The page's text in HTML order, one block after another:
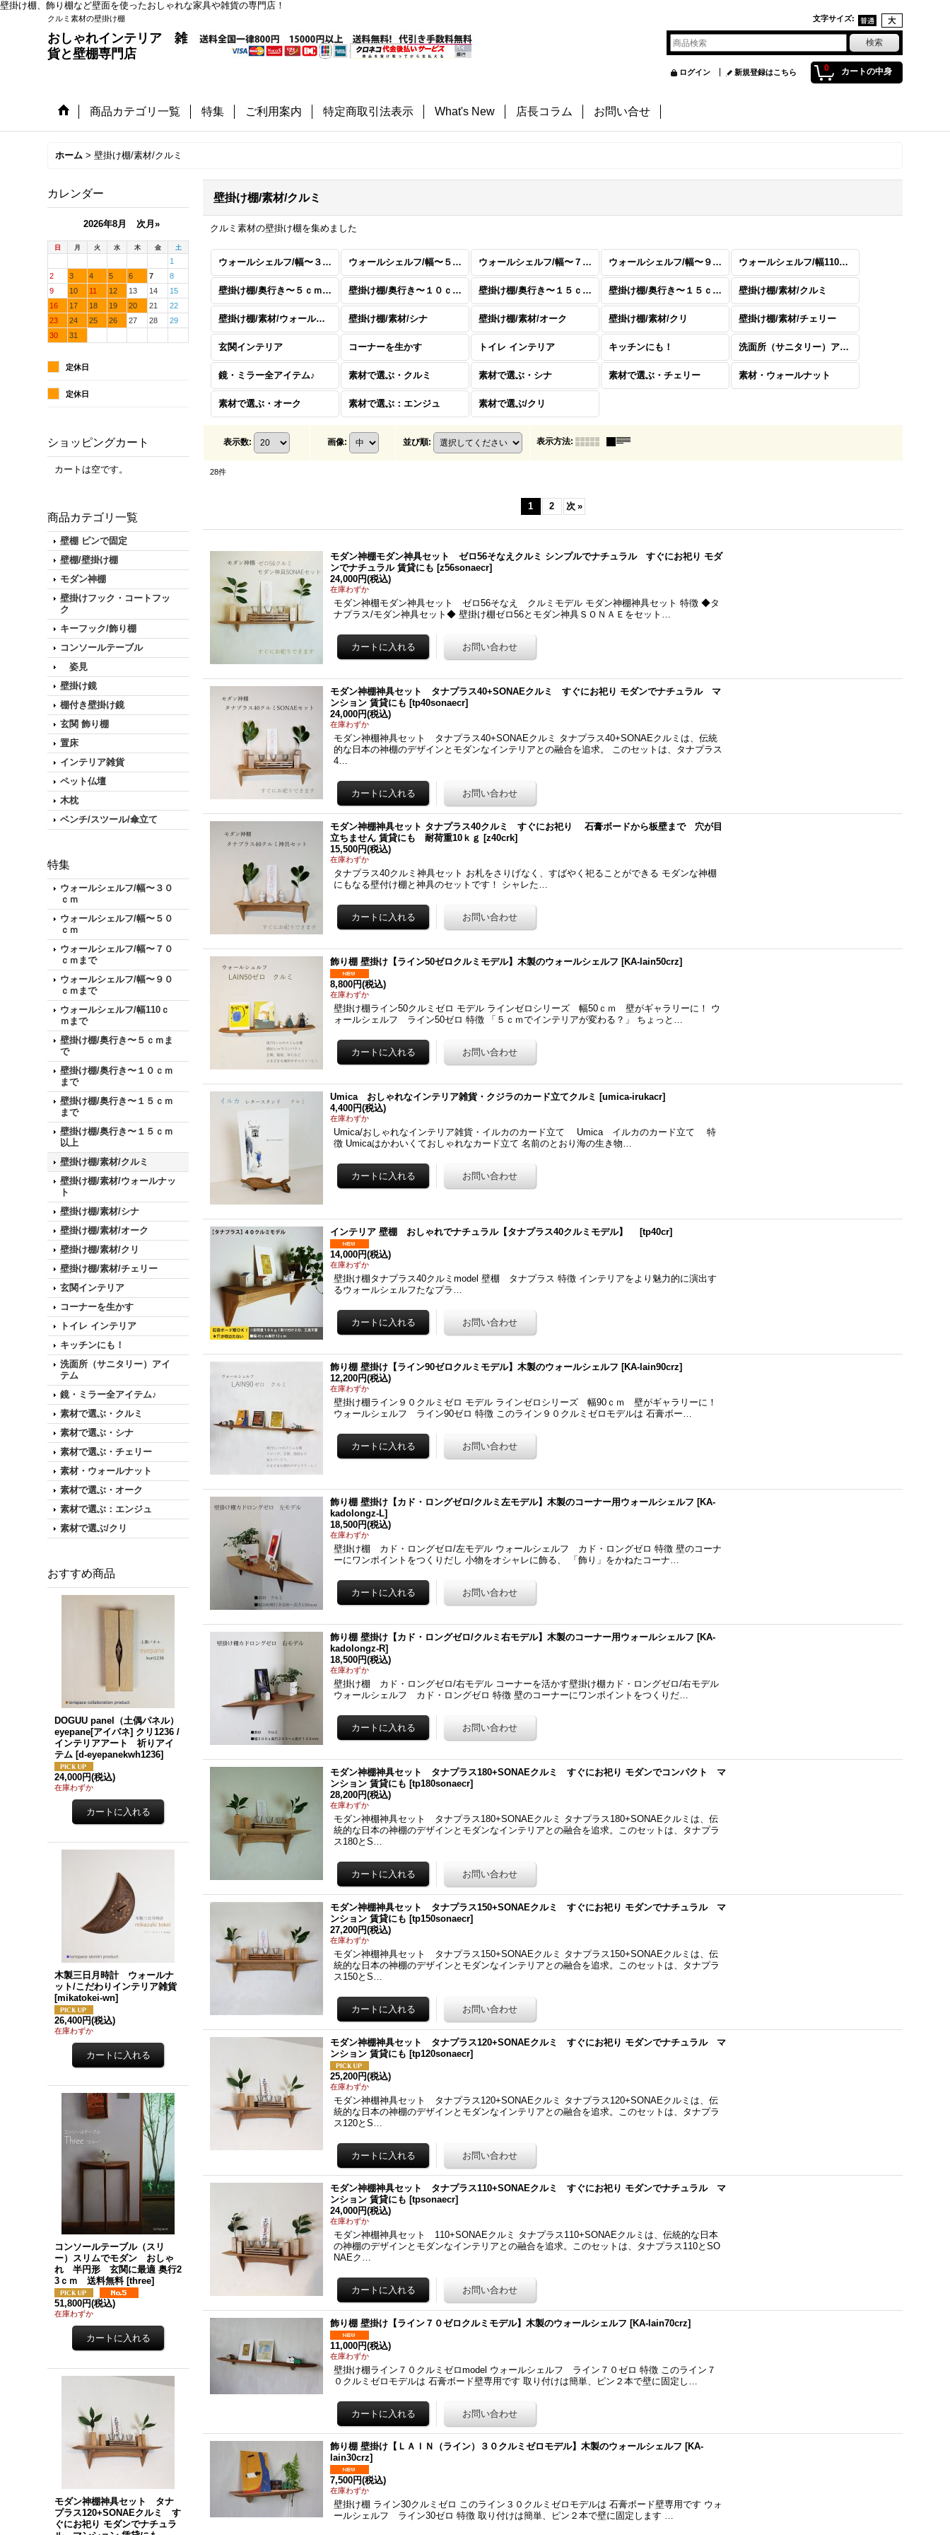
壁掛け棚、飾り棚など壁面を使ったおしゃれな家具や雑貨の専門店！
クルミ素材の壁掛け棚 文字サイズ:
おしゃれインテリア 雑
貨と壁棚専門店
0 カートの中身
ログイン 新規登録はこちら
商品カテゴリ一覧 特集 ご利用案内 特定商取引法表示 What's New 店長コラム お問い合せ
ホーム > 壁掛け棚/素材/クルミ
カレンダー
2026年8月 次月»
日 月 火 水 木 金 土
1
2
3 4 5 6 7
8
9
10 11 12 13 14
15
16
17 18 19 20 21
22
23
24 25 26 27 28
29
30
31
定休日
定休日
ショッピングカート
カートは空です。
商品カテゴリ一覧
壁棚 ピンで固定
壁棚/壁掛け棚
モダン神棚
壁掛けフック・コートフッ
ク
キーフック/飾り棚
コンソールテーブル
姿見
壁掛け鏡
棚付き壁掛け鏡
玄関 飾り棚
置床
インテリア雑貨
ペット仏壇
木枕
ベンチ/スツール/傘立て
特集
ウォールシェルフ/幅〜３０
ｃｍ
ウォールシェルフ/幅〜５０
ｃｍ
ウォールシェルフ/幅〜７０
ｃｍまで
ウォールシェルフ/幅〜９０
ｃｍまで
ウォールシェルフ/幅110ｃ
ｍまで
壁掛け棚/奥行き〜５ｃｍま
で
壁掛け棚/奥行き〜１０ｃｍ
まで
壁掛け棚/奥行き〜１５ｃｍ
まで
壁掛け棚/奥行き〜１５ｃｍ
以上
壁掛け棚/素材/クルミ
壁掛け棚/素材/ウォールナッ
ト
壁掛け棚/素材/シナ
壁掛け棚/素材/オーク
壁掛け棚/素材/クリ
壁掛け棚/素材/チェリー
玄関インテリア
コーナーを生かす
トイレ インテリア
キッチンにも！
洗面所（サニタリー）アイ
テム
鏡・ミラー全アイテム♪
素材で選ぶ・クルミ
素材で選ぶ・シナ
素材で選ぶ・チェリー
素材・ウォールナット
素材で選ぶ・オーク
素材で選ぶ：エンジュ
素材で選ぶ/クリ
おすすめ商品
DOGUU panel（土偶パネル）
eyepane[アイパネ] クリ1236 /
インテリアアート 祈りアイ
テム [d-eyepanekwh1236]
24,000円(税込)
在庫わずか
木製三日月時計 ウォールナ
ット/こだわりインテリア雑貨
[mikatokei-wn]
26,400円(税込)
在庫わずか
コンソールテーブル（スリ
ー）スリムでモダン おしゃ
れ 半円形 玄関に最適 奥行2
3ｃｍ 送料無料 [three]
51,800円(税込)
在庫わずか
モダン神棚神具セット タナ
プラス120+SONAEクルミ す
ぐにお祀り モダンでナチュラ
壁掛け棚/素材/クルミ
クルミ素材の壁掛け棚を集めました
ウォールシェルフ/幅〜３０ｃｍ ウォールシェルフ/幅〜５０ｃｍ ウォールシェルフ/幅〜７０ｃｍまで ウォールシェルフ/幅〜９０ｃｍまで ウォールシェルフ/幅110ｃｍまで
壁掛け棚/奥行き〜５ｃｍまで 壁掛け棚/奥行き〜１０ｃｍまで 壁掛け棚/奥行き〜１５ｃｍまで 壁掛け棚/奥行き〜１５ｃｍ以上 壁掛け棚/素材/クルミ
壁掛け棚/素材/ウォールナット 壁掛け棚/素材/シナ 壁掛け棚/素材/オーク 壁掛け棚/素材/クリ 壁掛け棚/素材/チェリー
玄関インテリア コーナーを生かす トイレ インテリア キッチンにも！ 洗面所（サニタリー）アイテム
鏡・ミラー全アイテム♪ 素材で選ぶ・クルミ 素材で選ぶ・シナ 素材で選ぶ・チェリー 素材・ウォールナット
素材で選ぶ・オーク 素材で選ぶ：エンジュ 素材で選ぶ/クリ
表示数: 画像: 並び順: 表示方法:
28件
1 2 次 »
モダン神棚モダン神具セット ゼロ56そなえクルミ シンプルでナチュラル すぐにお祀り モダ
ンでナチュラル 賃貸にも [z56sonaecr]
24,000円(税込)
在庫わずか
モダン神棚モダン神具セット ゼロ56そなえ クルミモデル モダン神棚神具セット 特徴 ◆タ
ナプラス/モダン神具セット◆ 壁掛け棚ゼロ56とモダン神具ＳＯＮＡＥをセット…
モダン神棚神具セット タナプラス40+SONAEクルミ すぐにお祀り モダンでナチュラル マ
ンション 賃貸にも [tp40sonaecr]
24,000円(税込)
在庫わずか
モダン神棚神具セット タナプラス40+SONAEクルミ タナプラス40+SONAEクルミは、伝統
的な日本の神棚のデザインとモダンなインテリアとの融合を追求。 このセットは、タナプラス
4…
モダン神棚神具セット タナプラス40クルミ すぐにお祀り 石膏ボードから板壁まで 穴が目
立ちません 賃貸にも 耐荷重10ｋｇ [z40crk]
15,500円(税込)
在庫わずか
タナプラス40クルミ神具セット お札をさりげなく、すばやく祀ることができる モダンな神棚
にもなる壁付け棚と神具のセットです！ シャレた…
飾り棚 壁掛け【ライン50ゼロクルミモデル】木製のウォールシェルフ [KA-lain50crz]
8,800円(税込)
在庫わずか
壁掛け棚ライン50クルミゼロ モデル ラインゼロシリーズ 幅50ｃｍ 壁がギャラリーに！ ウ
ォールシェルフ ライン50ゼロ 特徴 「５ｃｍでインテリアが変わる？」 ちょっと…
Umica おしゃれなインテリア雑貨・クジラのカード立てクルミ [umica-irukacr]
4,400円(税込)
在庫わずか
Umica/おしゃれなインテリア雑貨・イルカのカード立て Umica イルカのカード立て 特
徴 Umicaはかわいくておしゃれなカード立て 名前のとおり海の生き物…
インテリア 壁棚 おしゃれでナチュラル【タナプラス40クルミモデル】 [tp40cr]
14,000円(税込)
在庫わずか
壁掛け棚タナプラス40クルミmodel 壁棚 タナプラス 特徴 インテリアをより魅力的に演出す
るウォールシェルフたなプラ…
飾り棚 壁掛け【ライン90ゼロクルミモデル】木製のウォールシェルフ [KA-lain90crz]
12,200円(税込)
在庫わずか
壁掛け棚ライン９０クルミゼロ モデル ラインゼロシリーズ 幅90ｃｍ 壁がギャラリーに！
ウォールシェルフ ライン90ゼロ 特徴 このライン９０クルミゼロモデルは 石膏ボー…
飾り棚 壁掛け【カド・ロングゼロ/クルミ左モデル】木製のコーナー用ウォールシェルフ [KA-
kadolongz-L]
18,500円(税込)
在庫わずか
壁掛け棚 カド・ロングゼロ/左モデル ウォールシェルフ カド・ロングゼロ 特徴 壁のコーナ
ーにワンポイントをつくりだし 小物をオシャレに飾る、 「飾り」をかねたコーナ…
飾り棚 壁掛け【カド・ロングゼロ/クルミ右モデル】木製のコーナー用ウォールシェルフ [KA-
kadolongz-R]
18,500円(税込)
在庫わずか
壁掛け棚 カド・ロングゼロ/右モデル コーナーを活かす壁掛け棚カド・ロングゼロ/右モデル
ウォールシェルフ カド・ロングゼロ 特徴 壁のコーナーにワンポイントをつくりだ…
モダン神棚神具セット タナプラス180+SONAEクルミ すぐにお祀り モダンでコンパクト マ
ンション 賃貸にも [tp180sonaecr]
28,200円(税込)
在庫わずか
モダン神棚神具セット タナプラス180+SONAEクルミ タナプラス180+SONAEクルミは、伝
統的な日本の神棚のデザインとモダンなインテリアとの融合を追求。このセットは、タナプラ
ス180とS…
モダン神棚神具セット タナプラス150+SONAEクルミ すぐにお祀り モダンでナチュラル マ
ンション 賃貸にも [tp150sonaecr]
27,200円(税込)
在庫わずか
モダン神棚神具セット タナプラス150+SONAEクルミ タナプラス150+SONAEクルミは、伝
統的な日本の神棚のデザインとモダンなインテリアとの融合を追求。このセットは、タナプラ
ス150とS…
モダン神棚神具セット タナプラス120+SONAEクルミ すぐにお祀り モダンでナチュラル マ
ンション 賃貸にも [tp120sonaecr]
25,200円(税込)
在庫わずか
モダン神棚神具セット タナプラス120+SONAEクルミ タナプラス120+SONAEクルミは、伝
統的な日本の神棚のデザインとモダンなインテリアとの融合を追求。このセットは、タナプラ
ス120とS…
モダン神棚神具セット タナプラス110+SONAEクルミ すぐにお祀り モダンでナチュラル マ
ンション 賃貸にも [tpsonaecr]
24,000円(税込)
在庫わずか
モダン神棚神具セット 110+SONAEクルミ タナプラス110+SONAEクルミは、伝統的な日本
の神棚のデザインとモダンなインテリアとの融合を追求。このセットは、タナプラス110とSO
NAEク…
飾り棚 壁掛け【ライン７０ゼロクルミモデル】木製のウォールシェルフ [KA-lain70crz]
11,000円(税込)
在庫わずか
壁掛け棚ライン７０クルミゼロmodel ウォールシェルフ ライン７０ゼロ 特徴 このライン７
０クルミゼロモデルは 石膏ボード壁専用です 取り付けは簡単、ピン２本で壁に固定し…
飾り棚 壁掛け【ＬＡＩＮ（ライン）３０クルミゼロモデル】木製のウォールシェルフ [KA-
lain30crz]
7,500円(税込)
在庫わずか
壁掛け棚 ライン30クルミゼロ このライン３０クルミゼロモデルは 石膏ボード壁専用です ウォ
ールシェルフ ライン30ゼロ 特徴 取り付けは簡単、ピン２本で壁に固定します …